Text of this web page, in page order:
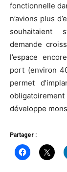
fonctionnelle
n’avions plus
souhaitaient
demande
l’espace
port (environ
permet
développe
Partager :